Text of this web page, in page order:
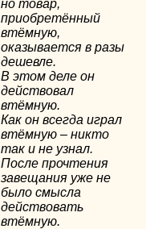
но товар,
приобретённый
втёмную,
оказывается в разы
дешевле.
В этом деле он
действовал
втёмную.
Как он всегда играл
втёмную – никто
так и не узнал.
После прочтения
завещания уже не
было смысла
действовать
втёмную.